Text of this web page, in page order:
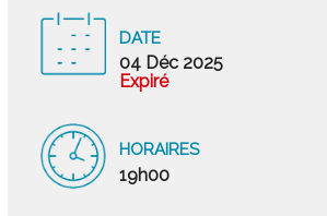
DATE
04 Déc 2025
Expiré
HORAIRES
19h00